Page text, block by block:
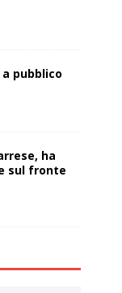
pubblico
ha
sul fronte